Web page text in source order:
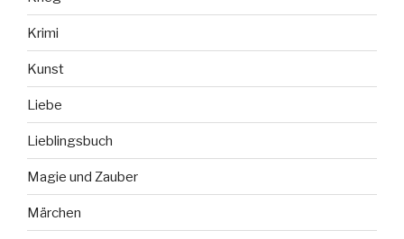
Krimi
Kunst
Liebe
Lieblingsbuch
Magie und Zauber
Märchen